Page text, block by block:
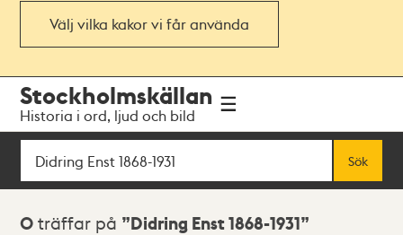
Välj vilka kakor vi får använda
navigationen
huvudinnehållet
Stockholmskällan
Historia i ord, ljud och bild
Sök
Sök
Sökresultat
0 träffar på Didring Enst 1868-1931